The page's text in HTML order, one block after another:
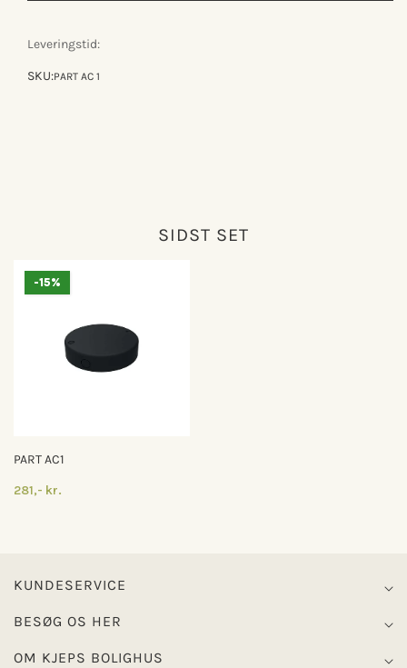
Leveringstid:
SKU:PART AC 1
SIDST SET
-15%
PART AC1
281,- kr.
KUNDESERVICE
BESØG OS HER
OM KJEPS BOLIGHUS